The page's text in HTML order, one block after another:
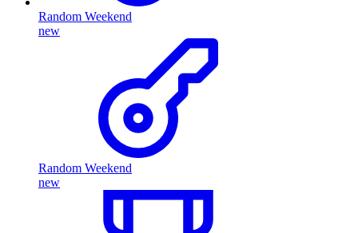
Random Weekend
new
Random Weekend
new